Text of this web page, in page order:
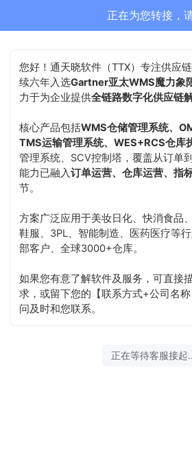
正在为您转接，
您好！通天晓软件（TTX）专注供应
续六年入选Gartner亚太WMS魔力象
力于为企业提供全链路数字化供应链
核心产品包括WMS仓储管理系统、
TMS运输管理系统、WES+RCS仓库
管理系统、SCV控制塔，覆盖从订单
能力已融入订单运营、仓库运营、指
节。
方案广泛应用于美妆日化、快消食品
鞋服、3PL、智能制造、医药医疗等
部客户、全球3000+仓库。
如果您有意了解软件及服务，可直接
求，或留下您的【联系方式+公司名
问及时和您联系。
正在等待客服接起